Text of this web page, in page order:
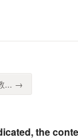
... →
the